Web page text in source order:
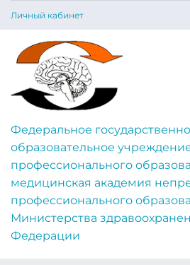
Личный кабинет
Федеральное
образовательное
профессионального
медицинская академия
профессионального
Министерства
Федерации